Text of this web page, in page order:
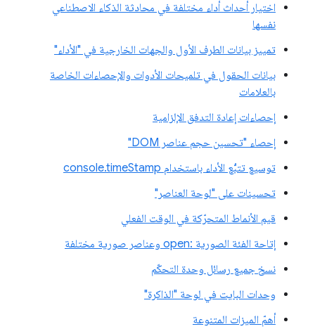
اختيار أحداث أداء مختلفة في محادثة الذكاء الاصطناعي
نفسها
تمييز بيانات الطرف الأول والجهات الخارجية في "الأداء"
بيانات الحقول في تلميحات الأدوات والإحصاءات الخاصة
بالعلامات
إحصاءات إعادة التدفق الإلزامية
إحصاء "تحسين حجم عناصر DOM"
توسيع تتبُّع الأداء باستخدام console.timeStamp
تحسينات على "لوحة العناصر"
قيم الأنماط المتحرّكة في الوقت الفعلي
إتاحة الفئة الصورية :open وعناصر صورية مختلفة
نسخ جميع رسائل وحدة التحكّم
وحدات البايت في لوحة "الذاكرة"
أهمّ الميزات المتنوعة